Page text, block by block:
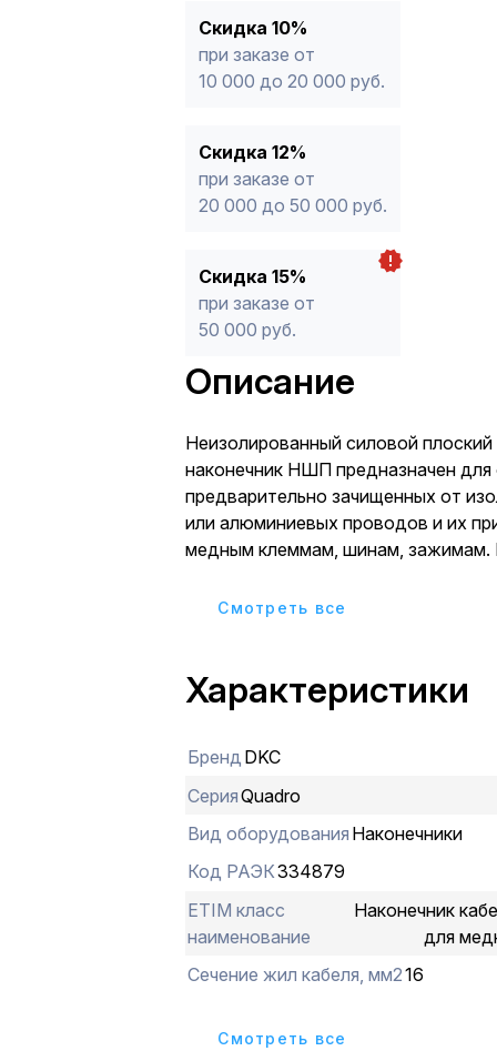
Скидка 10%
при заказе от
10 000 до 20 000 руб.
Скидка 12%
при заказе от
20 000 до 50 000 руб.
Скидка 15%
при заказе от
50 000 руб.
Описание
Неизолированный силовой
наконечник НШП предназначен для
предварительно зачищенных от
или алюминиевых проводов и их
медным клеммам, шинам, зажимам.
Луженое покрытие внешних и
слоя. Особенностями наконечника
пластичность (за счет отжига
жилы. Сечение провода – 16 мм².
части – 13 мм.
Cмотреть все
Характеристики
Бренд DKC
СерияQuadro
Вид оборудования Наконечники
Код РАЭК334879
ETIM класс
наименование
Наконечник
для
Сечение жил кабеля, мм216
Cмотреть все